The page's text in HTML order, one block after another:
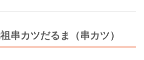
串カツだるま（串カツ）